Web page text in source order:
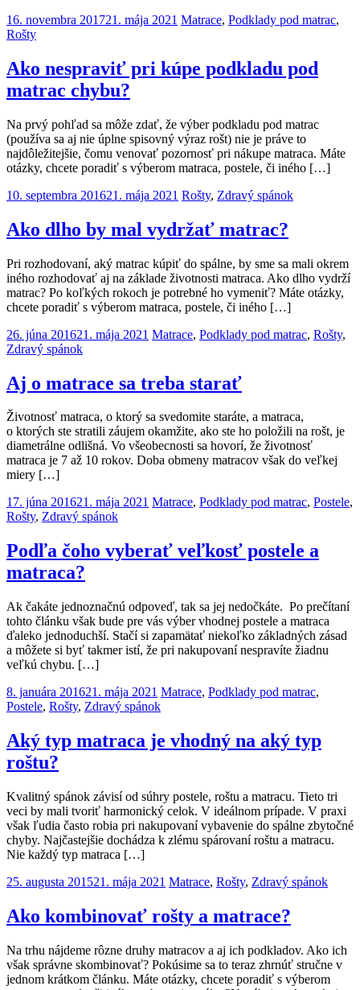
16. novembra 201721. mája 2021 Matrace, Podklady pod matrac,
Rošty
Ako nespraviť pri kúpe podkladu pod
matrac chybu?
Na prvý pohľad sa môže zdať, že výber podkladu pod matrac
(používa sa aj nie úplne spisovný výraz rošt) nie je práve to
najdôležitejšie, čomu venovať pozornosť pri nákupe matraca. Máte
otázky, chcete poradiť s výberom matraca, postele, či iného […]
10. septembra 201621. mája 2021 Rošty, Zdravý spánok
Ako dlho by mal vydržať matrac?
Pri rozhodovaní, aký matrac kúpiť do spálne, by sme sa mali okrem
iného rozhodovať aj na základe životnosti matraca. Ako dlho vydrží
matrac? Po koľkých rokoch je potrebné ho vymeniť? Máte otázky,
chcete poradiť s výberom matraca, postele, či iného […]
26. júna 201621. mája 2021 Matrace, Podklady pod matrac, Rošty,
Zdravý spánok
Aj o matrace sa treba starať
Životnosť matraca, o ktorý sa svedomite staráte, a matraca,
o ktorých ste stratili záujem okamžite, ako ste ho položili na rošt, je
diametrálne odlišná. Vo všeobecnosti sa hovorí, že životnosť
matraca je 7 až 10 rokov. Doba obmeny matracov však do veľkej
miery […]
17. júna 201621. mája 2021 Matrace, Podklady pod matrac, Postele,
Rošty, Zdravý spánok
Podľa čoho vyberať veľkosť postele a
matraca?
Ak čakáte jednoznačnú odpoveď, tak sa jej nedočkáte. Po prečítaní
tohto článku však bude pre vás výber vhodnej postele a matraca
ďaleko jednoduchší. Stačí si zapamätať niekoľko základných zásad
a môžete si byť takmer istí, že pri nakupovaní nespravíte žiadnu
veľkú chybu. […]
8. januára 201621. mája 2021 Matrace, Podklady pod matrac,
Postele, Rošty, Zdravý spánok
Aký typ matraca je vhodný na aký typ
roštu?
Kvalitný spánok závisí od súhry postele, roštu a matracu. Tieto tri
veci by mali tvoriť harmonický celok. V ideálnom prípade. V praxi
však ľudia často robia pri nakupovaní vybavenie do spálne zbytočné
chyby. Najčastejšie dochádza k zlému spárovaní roštu a matracu.
Nie každý typ matraca […]
25. augusta 201521. mája 2021 Matrace, Rošty, Zdravý spánok
Ako kombinovať rošty a matrace?
Na trhu nájdeme rôzne druhy matracov a aj ich podkladov. Ako ich
však správne skombinovať? Pokúsime sa to teraz zhrnúť stručne v
jednom krátkom článku. Máte otázky, chcete poradiť s výberom